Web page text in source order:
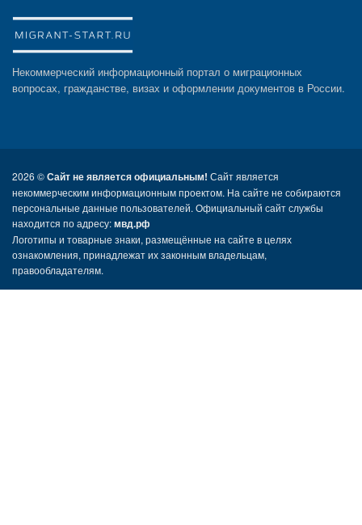
Некоммерческий информационный портал о миграционных
вопросах, гражданстве, визах и оформлении документов в России.
2026 ©Сайт не является официальным! Сайт является
некоммерческим информационным проектом. На сайте не собираются
персональные данные пользователей. Официальный сайт службы
находится по адресу:мвд.рф
Логотипы и товарные знаки, размещённые на сайте в целях
ознакомления, принадлежат их законным владельцам,
правообладателям.